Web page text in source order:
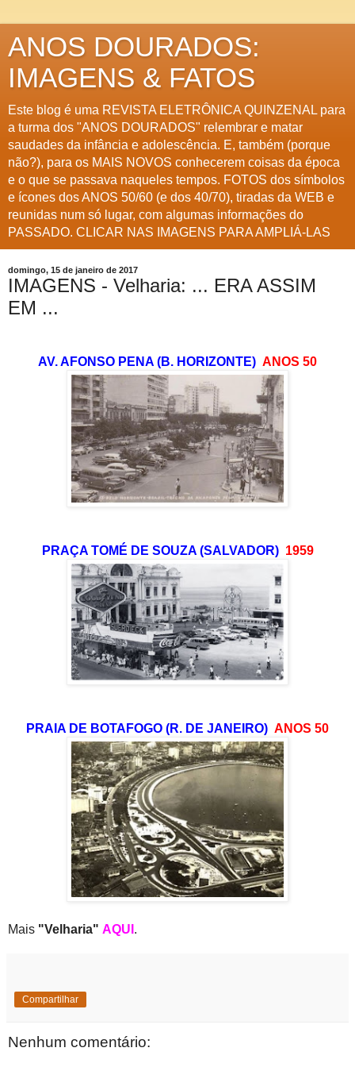
ANOS DOURADOS:
IMAGENS & FATOS
Este blog é uma REVISTA ELETRÔNICA QUINZENAL para
a turma dos "ANOS DOURADOS" relembrar e matar
saudades da infância e adolescência. E, também (porque
não?), para os MAIS NOVOS conhecerem coisas da época
e o que se passava naqueles tempos. FOTOS dos símbolos
e ícones dos ANOS 50/60 (e dos 40/70), tiradas da WEB e
reunidas num só lugar, com algumas informações do
PASSADO. CLICAR NAS IMAGENS PARA AMPLIÁ-LAS
domingo, 15 de janeiro de 2017
IMAGENS - Velharia: ... ERA ASSIM
EM ...
AV. AFONSO PENA (B. HORIZONTE) ANOS 50
PRAÇA TOMÉ DE SOUZA (SALVADOR) 1959
PRAIA DE BOTAFOGO (R. DE JANEIRO) ANOS 50
Mais "Velharia" AQUI .
Compartilhar
Nenhum comentário: